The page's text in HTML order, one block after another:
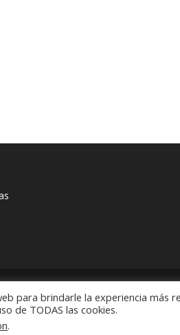
Decoración Dayman Revolución"
para brindarle la experiencia más
de TODAS las cookies.
.